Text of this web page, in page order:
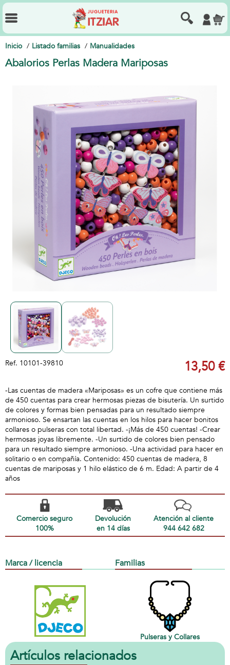
Inicio Listado familias Manualidades
Abalorios Perlas Madera Mariposas
Ref. 10101-39810 13,50 €
-Las cuentas de madera «Mariposas» es un cofre que contiene más
de 450 cuentas para crear hermosas piezas de bisutería. Un surtido
de colores y formas bien pensadas para un resultado siempre
armonioso. Se ensartan las cuentas en los hilos para hacer bonitos
collares o pulseras con total libertad. -¡Más de 450 cuentas! -Crear
hermosas joyas libremente. -Un surtido de colores bien pensado
para un resultado siempre armonioso. -Una actividad para hacer en
solitario o en compañía. Contenido: 450 cuentas de madera, 8
cuentas de mariposas y 1 hilo elástico de 6 m. Edad: A partir de 4
años
Comercio seguro
100%
Devolución
en 14 días
Atención al cliente
944 642 682
Marca / licencia Familias
Pulseras y Collares
Artículos relacionados